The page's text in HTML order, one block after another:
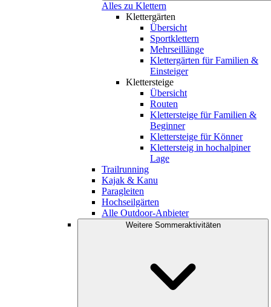
Alles zu Klettern
Klettergärten
Übersicht
Sportklettern
Mehrseillänge
Klettergärten für Familien &
Einsteiger
Klettersteige
Übersicht
Routen
Klettersteige für Familien &
Beginner
Klettersteige für Könner
Klettersteig in hochalpiner
Lage
Trailrunning
Kajak & Kanu
Paragleiten
Hochseilgärten
Alle Outdoor-Anbieter
Weitere Sommeraktivitäten